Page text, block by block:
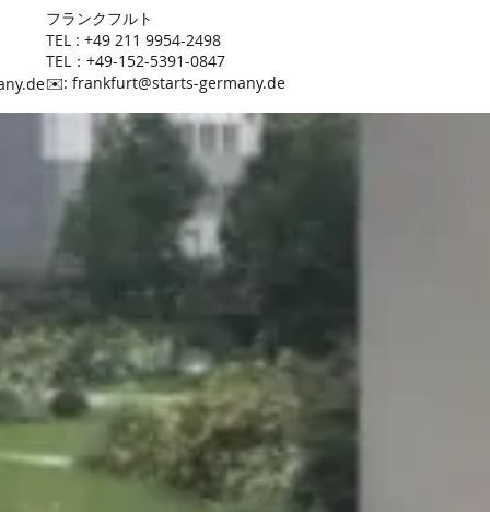
​フランクフルト
TEL : +49 211 9954-2498
TEL：+49-152-5391-0847
​✉️: frankfurt@starts-germany.de